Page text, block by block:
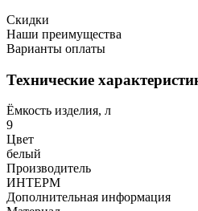
Скидки
Наши преимущества
Варианты оплаты
Технические
Ёмкость изделия, л
9
Цвет
белый
Производитель
ИНТЕРМ
Дополнительная информация